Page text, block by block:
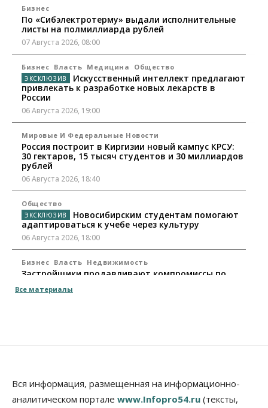
Бизнес
По «Сибэлектротерму» выдали исполнительные
листы на полмиллиарда рублей
07 Августа 2026, 08:00
Бизнес Власть Медицина Общество
Искусственный интеллект предлагают
привлекать к разработке новых лекарств в
России
06 Августа 2026, 19:00
Мировые И Федеральные Новости
Россия построит в Киргизии новый кампус КРСУ:
30 гектаров, 15 тысяч студентов и 30 миллиардов
рублей
06 Августа 2026, 18:40
Общество
Новосибирским студентам помогают
адаптироваться к учебе через культуру
06 Августа 2026, 18:00
Бизнес Власть Недвижимость
Застройщики продавливают компромиссы по
06 Августа 2026, 17:30
Общество
Подозреваемых в похищении человека
задержали в Новосибирске
Все материалы
Вся информация, размещенная на информационно-
аналитическом портале www.Infopro54.ru (тексты,